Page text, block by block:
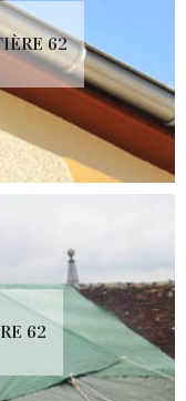
62
62